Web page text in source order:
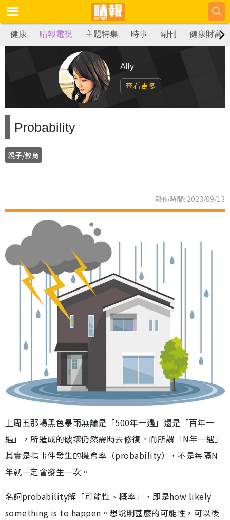
健康 晴報電視 主題特集 時事 副刊 健康財富
Ally
查看更多
Probability
親子/教育
發佈時間: 2023/09/13
上周五那場黑色暴雨無論是「500年一遇」還是「百年一
遇」，所造成的破壞仍然需時去修復。而所謂「N年一遇」
其實是指事件發生的機會率（probability），不是每隔N
年就一定會發生一次。
名詞probability解「可能性、概率」，即是how likely
something is to happen。想說明甚麼的可能性，可以後